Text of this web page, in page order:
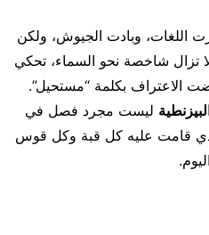
اللغات، وبادت الجيوش، ولكن
لا تزال شاخصة نحو السماء، تحكي
الاعتراف بكلمة “مستحيل”.
ليست مجرد فصل في
قامت عليه كل قبة وكل قوس